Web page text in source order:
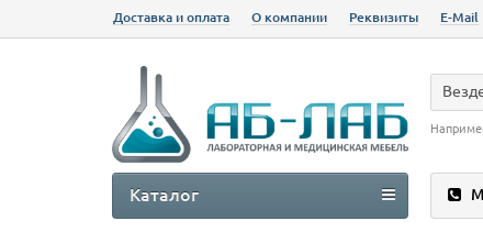
Доставка и оплата О компании Реквизиты E-Mail
Каталог